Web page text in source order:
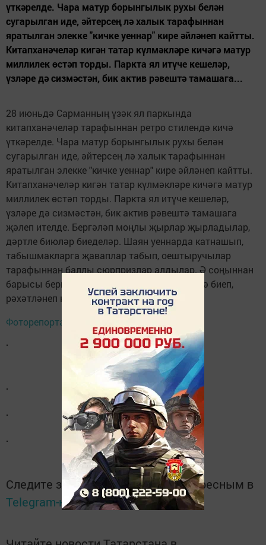
үткәрелде. Чара матур борынгылык рухы белән
сугарылган иде, әйтерсең лә халык тарафыннан
яратылган элекке "кичке уеннар" кире әйләнеп кайтты.
Китапханәчеләр кигән татар күлмәкләре кичәгә матур
миллилек өстәп торды. Паркта ял итүче кешеләр,
үзләре дә сизмәстән, бик актив рәвештә тамашага...
28 июньдә Сарманның үзәк ял паркында
китапханәчеләр тарафыннан ретро стилендә кичә
үткәрелде. Чара матур борынгылык рухы белән
сугарылган иде, әйтерсең лә халык тарафыннан
яратылган элекке "кичке уеннар" кире әйләнеп кайтты.
Китапханәчеләр кигән татар күлмәкләре кичәгә матур
миллилек өстәп торды. Паркта ял итүче кешеләр,
үзләре дә сизмәстән, бик актив рәвештә тамашага
җәлеп ителде. Бергәләп моңлы җырлар җырладылар,
дәртле биюләр биеделәр. Шаян уеннарда катнашып,
табышмакларга җаваплар табып, оештыручылар
тарафыннан баллы сюрпризлар алдылар. Ә соңыннан
барысы бергә, күмәкләшеп, татар көйләренә биеп,
рәхәтләнеп күңел ачтылар.
Фоторепортаж
Следите за самым важным и интересным в
Telegram-каналеТатмедиа